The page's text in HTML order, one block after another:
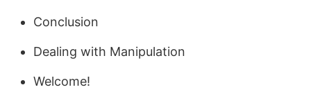
Conclusion
Dealing with Manipulation
Welcome!